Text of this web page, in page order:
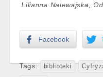
Lilianna Nalewajska,
Facebook
Tags: biblioteki